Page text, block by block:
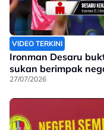
VIDEO TERKINI
Ironman Desaru
sukan berimpak
27/07/2026